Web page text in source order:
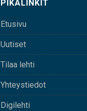
PIKALINKIT
Etusivu
Uutiset
Tilaa lehti
Yhteystiedot
Digilehti